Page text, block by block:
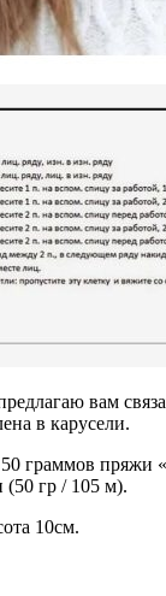
вам
в карусели.
50 граммов пряжи
гр / 105 м).
10см.